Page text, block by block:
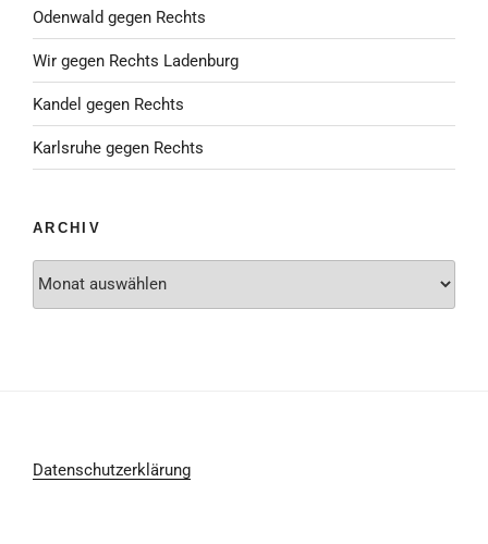
Odenwald gegen Rechts
Wir gegen Rechts Ladenburg
Kandel gegen Rechts
Karlsruhe gegen Rechts
ARCHIV
Datenschutzerklärung